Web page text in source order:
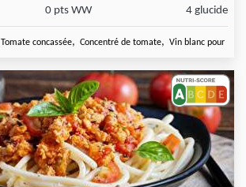
0 pts WW 4 glucide
Tomate concassée, Concentré de tomate, Vin blanc pour